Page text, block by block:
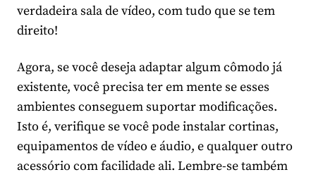
verdadeira sala de vídeo, com tudo que se tem
direito!
Agora, se você deseja adaptar algum cômodo já
existente, você precisa ter em mente se esses
ambientes conseguem suportar modificações.
Isto é, verifique se você pode instalar cortinas,
equipamentos de vídeo e áudio, e qualquer outro
acessório com facilidade ali. Lembre-se também